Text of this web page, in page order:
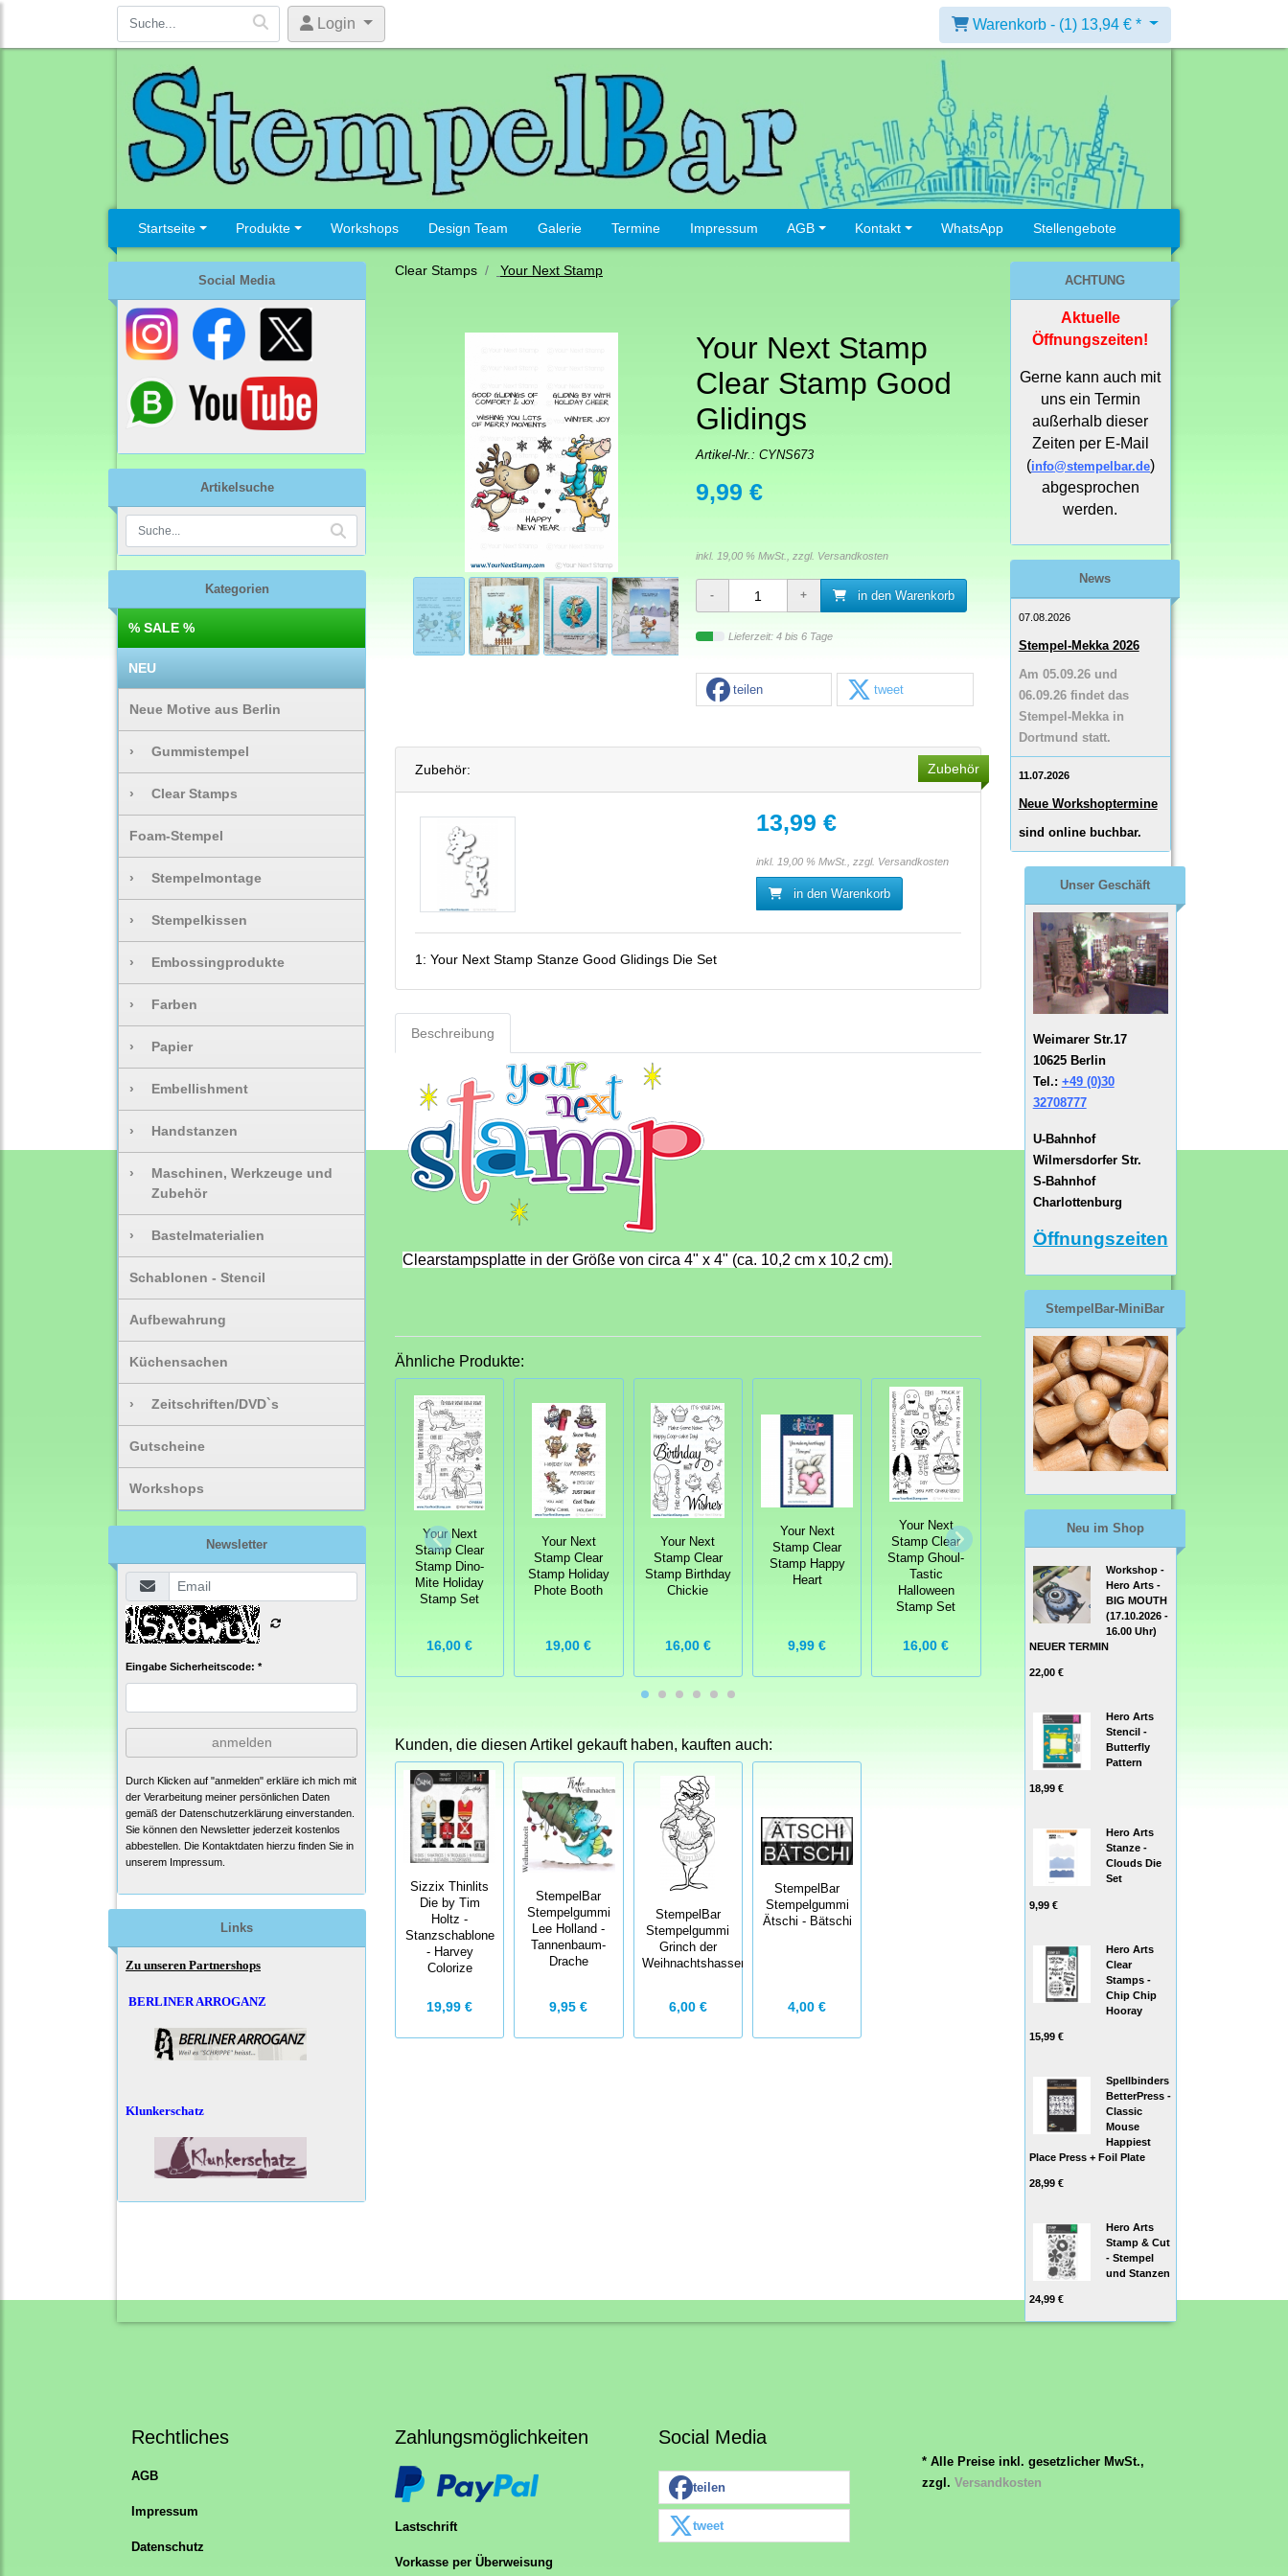
Login Warenkorb - (1) 13,94 € *
Startseite Produkte Workshops Design Team Galerie Termine Impressum AGB Kontakt WhatsApp Stellengebote
Social Media
Artikelsuche
Kategorien
% SALE %
NEU
Neue Motive aus Berlin
› Gummistempel
› Clear Stamps
Foam-Stempel
› Stempelmontage
› Stempelkissen
› Embossingprodukte
› Farben
› Papier
› Embellishment
› Handstanzen
›
Maschinen, Werkzeuge und
Zubehör
› Bastelmaterialien
Schablonen - Stencil
Aufbewahrung
Küchensachen
› Zeitschriften/DVD`s
Gutscheine
Workshops
Newsletter
Eingabe Sicherheitscode: *
anmelden
Durch Klicken auf "anmelden" erkläre ich mich mit
der Verarbeitung meiner persönlichen Daten
gemäß der Datenschutzerklärung einverstanden.
Sie können den Newsletter jederzeit kostenlos
abbestellen. Die Kontaktdaten hierzu finden Sie in
unserem Impressum.
Links
Zu unseren Partnershops
BERLINER ARROGANZ
Klunkerschatz
Clear Stamps Your Next Stamp
Your Next Stamp
Clear Stamp Good
Glidings
Artikel-Nr.: CYNS673
9,99 €
inkl. 19,00 % MwSt., zzgl. Versandkosten
in den Warenkorb
Lieferzeit: 4 bis 6 Tage
teilen tweet
Zubehör: Zubehör
13,99 €
inkl. 19,00 % MwSt., zzgl. Versandkosten
in den Warenkorb
1: Your Next Stamp Stanze Good Glidings Die Set
Beschreibung
Clearstampsplatte in der Größe von circa 4" x 4" (ca. 10,2 cm x 10,2 cm).
Ähnliche Produkte:
Your Next
Stamp Clear
Stamp Dino-
Mite Holiday
Stamp Set
16,00 €
Your Next
Stamp Clear
Stamp Holiday
Phote Booth
19,00 €
Your Next
Stamp Clear
Stamp Birthday
Chickie
16,00 €
Your Next
Stamp Clear
Stamp Happy
Heart
9,99 €
Your Next
Stamp Clear
Stamp Ghoul-
Tastic
Halloween
Stamp Set
16,00 €
Your Next
Stamp Clear
Stamp - Snow
Amazing Stamp
Set
9,99 €
Your Next
Stamp Clear
Stamp Cute
Gnomies Stamp
Set
Kunden, die diesen Artikel gekauft haben, kauften auch:
Sizzix Thinlits
Die by Tim
Holtz -
Stanzschablone
- Harvey
Colorize
19,99 €
StempelBar
Stempelgummi
Lee Holland -
Tannenbaum-
Drache
9,95 €
StempelBar
Stempelgummi
Grinch der
Weihnachtshasser
6,00 €
StempelBar
Stempelgummi
Ätschi - Bätschi
4,00 €
ACHTUNG
Aktuelle
Öffnungszeiten!
Gerne kann auch mit
uns ein Termin
außerhalb dieser
Zeiten per E-Mail
(info@stempelbar.de)
abgesprochen
werden.
News
07.08.2026
Stempel-Mekka 2026
Am 05.09.26 und
06.09.26 findet das
Stempel-Mekka in
Dortmund statt.
11.07.2026
Neue Workshoptermine
sind online buchbar.
Unser Geschäft
Weimarer Str.17
10625 Berlin
Tel.: +49 (0)30
32708777
U-Bahnhof
Wilmersdorfer Str.
S-Bahnhof
Charlottenburg
Öffnungszeiten
StempelBar-MiniBar
Neu im Shop
Workshop -
Hero Arts -
BIG MOUTH
(17.10.2026 -
16.00 Uhr)
NEUER TERMIN
22,00 €
Hero Arts
Stencil -
Butterfly
Pattern
18,99 €
Hero Arts
Stanze -
Clouds Die
Set
9,99 €
Hero Arts
Clear
Stamps -
Chip Chip
Hooray
15,99 €
Spellbinders
BetterPress -
Classic
Mouse
Happiest
Place Press + Foil Plate
28,99 €
Hero Arts
Stamp & Cut
- Stempel
und Stanzen
24,99 €
Rechtliches
AGB
Impressum
Datenschutz
Zahlungsmöglichkeiten
Lastschrift
Vorkasse per Überweisung
Social Media
teilen
tweet
* Alle Preise inkl. gesetzlicher MwSt.,
zzgl. Versandkosten